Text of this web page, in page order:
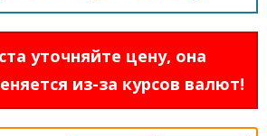
уточняйте цену, она
из-за курсов валют!